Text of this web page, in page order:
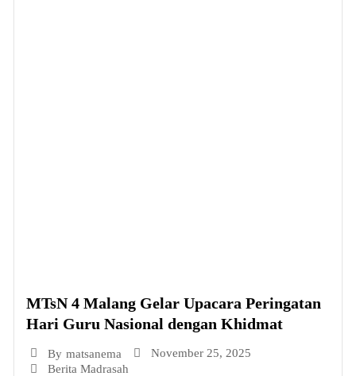
MTsN 4 Malang Gelar Upacara Peringatan
Hari Guru Nasional dengan Khidmat
By matsanema
November 25, 2025
Berita Madrasah